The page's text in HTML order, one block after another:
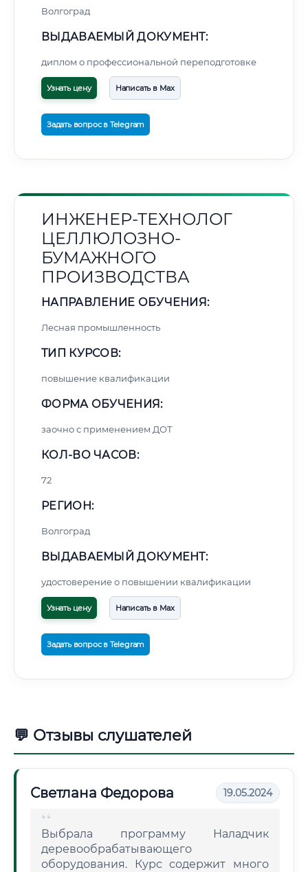
Волгоград
ВЫДАВАЕМЫЙ ДОКУМЕНТ:
диплом о профессиональной переподготовке
Узнать цену Написать в Max
Задать вопрос в Telegram
ИНЖЕНЕР-ТЕХНОЛОГ
ЦЕЛЛЮЛОЗНО-
БУМАЖНОГО
ПРОИЗВОДСТВА
НАПРАВЛЕНИЕ ОБУЧЕНИЯ:
Лесная промышленность
ТИП КУРСОВ:
повышение квалификации
ФОРМА ОБУЧЕНИЯ:
заочно с применением ДОТ
КОЛ-ВО ЧАСОВ:
72
РЕГИОН:
Волгоград
ВЫДАВАЕМЫЙ ДОКУМЕНТ:
удостоверение о повышении квалификации
Узнать цену Написать в Max
Задать вопрос в Telegram
💬 Отзывы слушателей
Светлана Федорова 19.05.2024
Выбрала программу Наладчик
деревообрабатывающего
оборудования. Курс содержит много